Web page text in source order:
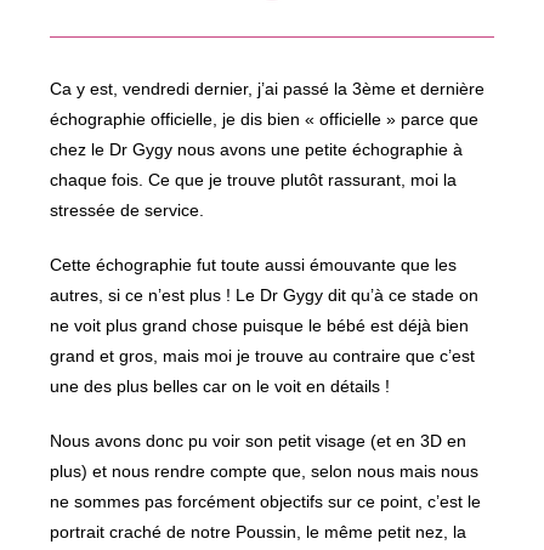
autre
Ca y est, vendredi dernier, j’ai passé la 3ème et dernière
échographie officielle, je dis bien « officielle » parce que
chez le Dr Gygy nous avons une petite échographie à
chaque fois. Ce que je trouve plutôt rassurant, moi la
stressée de service.
Cette échographie fut toute aussi émouvante que les
autres, si ce n’est plus ! Le Dr Gygy dit qu’à ce stade on
ne voit plus grand chose puisque le bébé est déjà bien
grand et gros, mais moi je trouve au contraire que c’est
une des plus belles car on le voit en détails !
Nous avons donc pu voir son petit visage (et en 3D en
plus) et nous rendre compte que, selon nous mais nous
ne sommes pas forcément objectifs sur ce point, c’est le
portrait craché de notre Poussin, le même petit nez, la